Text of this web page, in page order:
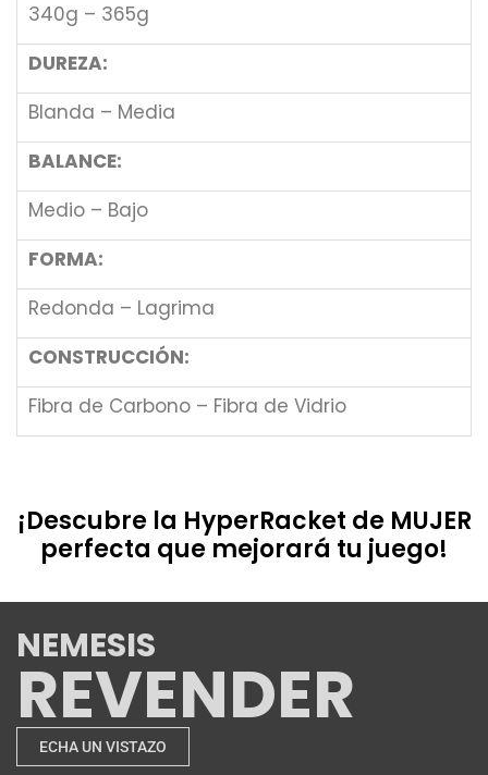
340g – 365g
DUREZA:
Blanda – Media
BALANCE:
Medio – Bajo
FORMA:
Redonda – Lagrima
CONSTRUCCIÓN:
Fibra de Carbono – Fibra de Vidrio
¡Descubre la HyperRacket de MUJER
perfecta que mejorará tu juego!
NEMESIS
REVENDER
ECHA UN VISTAZO